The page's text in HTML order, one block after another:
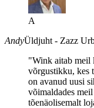
A
AndyÜldjuht - Zazz
"Wink aitab meil
võrgustikku, kes
on avanud uusi
võimaldades
tõenäolisemalt